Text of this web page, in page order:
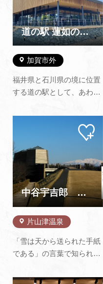
などの無料の湯上がりサー
ビスをご用意。標準客室か
ら温泉露天風呂付客室ま…
道の駅 蓮如の里あわら
加賀市外
福井県と石川県の境に位置
する道の駅として、あわら
鮮な農林水産物や、あわら
ならではのスイーツなど、
特産品を販売いたします。
雄大な自然・文化・歴史・
食を通して新たな観光拠点
として親しまれる道の駅を
目指します！
中谷宇吉郎 雪の科学館
片山津温泉
「雪は天から送られた手紙
である」の言葉で知られ、
成功した中谷宇吉郎を記念
マイ
ペー